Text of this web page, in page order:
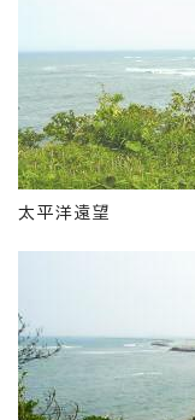
太平洋遠望